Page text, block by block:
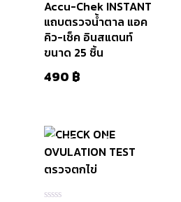
5
Accu-Chek INSTANT
แถบตรวจน้ำตาล แอค
คิว-เช็ค อินสแตนท์
ขนาด 25 ชิ้น
490 ฿
หยิบใส่
ตะกร้า
สินค้าหมดแล้ว